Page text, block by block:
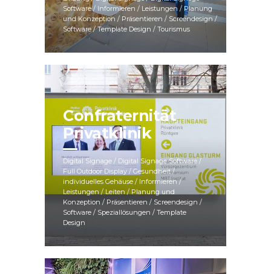
Software / Informieren / Leistungen / Planung
und Konzeption / Präsentieren / Screendesign /
Software / Template Design / Tourismus
Confraternität
Privatklinik
Digital Signage / Digital Signage Software /
Full Outdoor Display / Gesundheit /
individuelles Gehäuse / Informieren /
Leistungen / Leiten / Planung und
Konzeption / Präsentieren / Screendesign /
Software / Speziallösungen / Template
Design